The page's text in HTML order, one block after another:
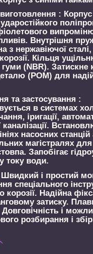
: Корпус
Внутрішня
з нержавіючої
Кільця
гуми (NBR). Затискне
(POM) для
та застосування :
в системах
іригації,
каналізації.
насосних
магістралях
Запобігає
току води.
Швидкий і простий
спеціального
корозії. Надійна
затиску.
і
розбирання і